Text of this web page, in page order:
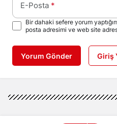
E-Posta *
Bir dahaki sefere yorum
posta adresimi ve web site
Yorum Gönder Giriş